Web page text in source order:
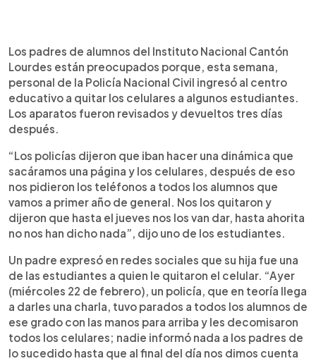
► Escuchar artículo
Los padres de alumnos del Instituto Nacional Cantón
Lourdes están preocupados porque, esta semana,
personal de la Policía Nacional Civil ingresó al centro
educativo a quitar los celulares a algunos estudiantes.
Los aparatos fueron revisados y devueltos tres días
después.
“Los policías dijeron que iban hacer una dinámica que
sacáramos una página y los celulares, después de eso
nos pidieron los teléfonos a todos los alumnos que
vamos a primer año de general. Nos los quitaron y
dijeron que hasta el jueves nos los van dar, hasta ahorita
no nos han dicho nada”, dijo uno de los estudiantes.
Un padre expresó en redes sociales que su hija fue una
de las estudiantes a quien le quitaron el celular. “Ayer
(miércoles 22 de febrero), un policía, que en teoría llega
a darles una charla, tuvo parados a todos los alumnos de
ese grado con las manos para arriba y les decomisaron
todos los celulares; nadie informó nada a los padres de
lo sucedido hasta que al final del día nos dimos cuenta